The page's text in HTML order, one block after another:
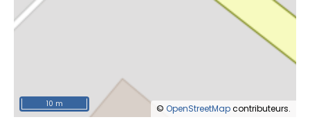
© OpenStreetMapcontributeurs.
10 m